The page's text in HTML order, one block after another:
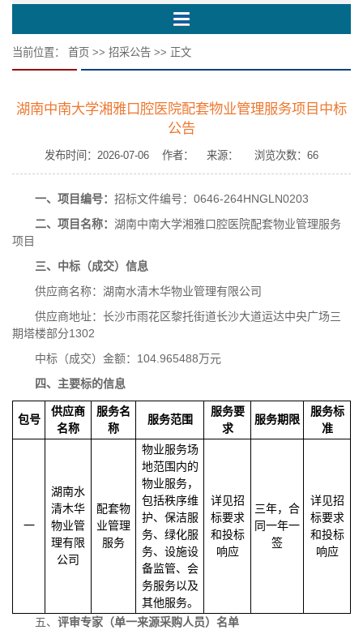
当前位置： 首页 >> 招采公告 >> 正文
湖南中南大学湘雅口腔医院配套物业管理服务项目中标
公告
发布时间：2026-07-06 作者： 来源： 浏览次数： 66
一、项目编号： 招标文件编号：0646-264HNGLN0203
二、项目名称： 湖南中南大学湘雅口腔医院配套物业管理服务
项目
三、中标（成交）信息
供应商名称：湖南水清木华物业管理有限公司
供应商地址：长沙市雨花区黎托街道长沙大道运达中央广场三
期塔楼部分1302
中标（成交）金额：104.965488万元
四、主要标的信息
包号
供应商
名称
服务名
称
服务范围
服务要
求
服务期限
服务标
准
一
湖南水
清木华
物业管
理有限
公司
配套物
业管理
服务
物业服务场
地范围内的
物业服务，
包括秩序维
护、保洁服
务、绿化服
务、设施设
备监管、会
务服务以及
其他服务。
详见招
标要求
和投标
响应
三年，合
同一年一
签
详见招
标要求
和投标
响应
五、 评审专家（单一来源采购人员）名单